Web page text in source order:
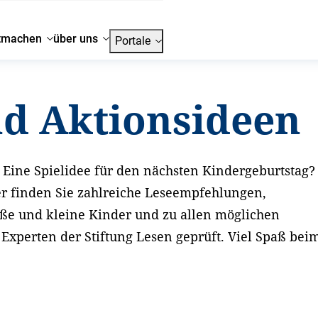
über uns Portale
Aktionsideen
Spielidee für den nächsten Kindergeburtstag?
finden Sie zahlreiche Leseempfehlungen,
und kleine Kinder und zu allen möglichen
der Stiftung Lesen geprüft. Viel Spaß